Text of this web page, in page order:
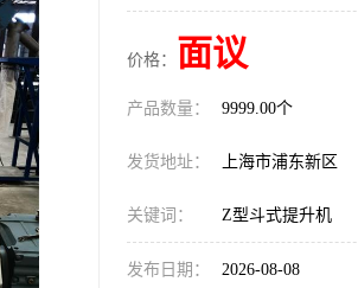
价格： 面议
产品数量： 9999.00个
发货地址： 上海市浦东新区
关键词： Z型斗式提升机
发布日期： 2026-08-08